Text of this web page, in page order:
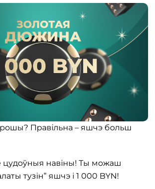
Правільна – яшчэ больш
цудоўныя навіны! Ты можаш
тузін” яшчэ і 1 000 BYN!